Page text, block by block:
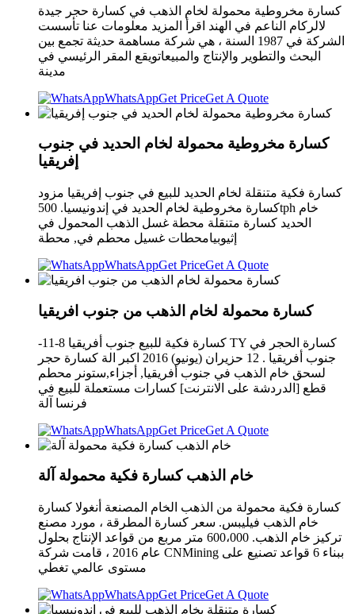
كسارة مخروطية محمولة لخام الذهب في كسارة حجر جيدة
لالركام الناعم في الهند اقرأ المزيد معلومات عنا تأسست
الشركة في 1987 السنة ، هي شركة مساهمة حديثة تجمع بين
البحث والتطوير والإنتاج والمبيعاتويقع المقر الرئيسي في
مدينة
WhatsAppGet PriceGet A Quote
كسارة مخروطية محمولة لخام الحديد في جنوب
إفريقيا
كسارة فكية متنقلة لخام الحديد للبيع في جنوب إفريقيا مزود
كسارة مخروطية لخام الحديد في إندونيسيا. 500tph خام
الحديد كسارة متنقلة محطة غسل الذهب المحمول في
إثيوبيامحطات غسيل محطم في, محطة
WhatsAppGet PriceGet A Quote
كسارة محمولة لخام الذهب من جنوب افريقيا
-11-8 كسارة فكية للبيع جنوب أفريقيا TY كسارة الحجر في
جنوب أفريقيا . 12 حزيران (يونيو) 2016 اكبر الة كسارة حجر
لسحق خام الذهب في جنوب أفريقيا, أجزاء,ستونر محطم
قطع [الدردشة على الانترنت] كسارات مستعملة للبيع في
فرنسا آلة
WhatsAppGet PriceGet A Quote
خام الذهب كسارة فكية محمولة آلة
كسارة فكية محمولة من الذهب الخام المصنعة أنغولا كسارة
خام الذهب فيليبس. سعر كسارة المطرقة ، مورد مصنع
تركيز خام الذهب. 600،000 متر مربع من قواعد الإنتاج بحلول
عام 2016 ، قامت شركة CNMining ببناء 6 قواعد تصنيع على
مستوى عالمي تغطي
WhatsAppGet PriceGet A Quote